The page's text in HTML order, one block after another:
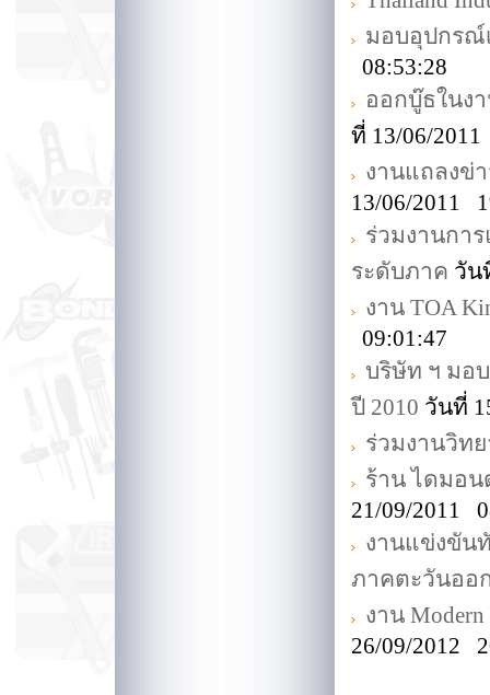
มอบอุปกรณ์
08:53:28
ออกบู๊ธในง
ที่ 13/06/
งานแถลงข่า
13/06/2011
ร่วมงานกา
ระดับภาค วัน
งาน TOA
09:01:47
บริษัท ฯ มอ
ปี 2010 วันที่
ร่วมงานวิท
ร้าน ไดมอน
21/09/2011
งานแข่งขัน
ภาคตะวันออ
งาน
26/09/2012